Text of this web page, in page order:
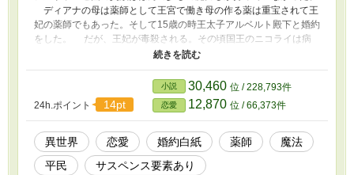
ディアナの母は薬師として王宮で働き母の作る薬は重宝されて王
妃の薬師でもあった。そして15歳の時王太子アルベルト殿下と婚約
をした。 だが、王妃が毒殺される。その頃国王のニコライは病
に臥せっていて王弟のガイアスが政務を行っていた。その頃ブガリ
ア国とも仲たがいをしていて元々ブガリア国に劣等感を抱いていた
貴族たちから魔力が使えたディアナの母は疑いを掛けられ牢の中で
自殺、父も疑惑を掛けられ生気を失い流行り病であっけなく亡くな
る。 それが原因でアルベルト殿下から婚約を白紙に戻された。
おまけに父の弟がオールデル公爵家を引き継ぐことになりいとこの
シャロンがアルベルト殿下の婚約者になった。 ディアナはシャ
ロンを虐げたとアルベルト殿下に呼び出され平民にされてオールデ
ル家を追い出され救護院で働くことにされた。名前はアナと変え髪
24h.ポイント 14pt
小説 30,460 位 / 228,793件
恋愛 12,870 位 / 66,373件
異世界 恋愛 婚約白紙 薬師
魔法
平民
サスペンス要素あり